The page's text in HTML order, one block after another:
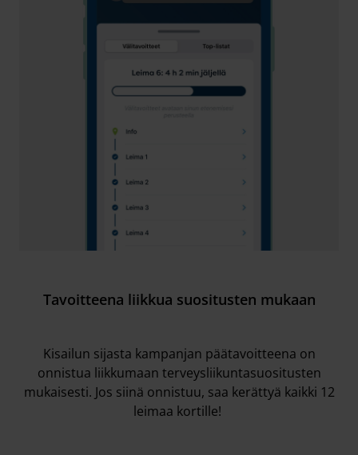
Tavoitteena liikkua suositusten mukaan
Kisailun sijasta kampanjan päätavoitteena on
onnistua liikkumaan terveysliikuntasuositusten
mukaisesti. Jos siinä onnistuu, saa kerättyä kaikki 12
leimaa kortille!